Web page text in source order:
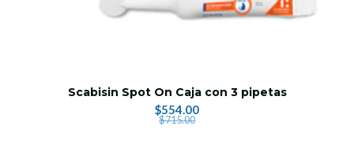
Scabisin Spot On Caja con 3 pipetas
$554.00
$715.00